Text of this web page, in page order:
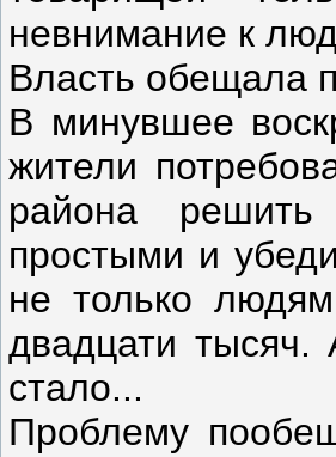
невнимание к
Власть обещала
В минувшее
жители
района
простыми и
не только
двадцати тысяч.
стало...
Проблему